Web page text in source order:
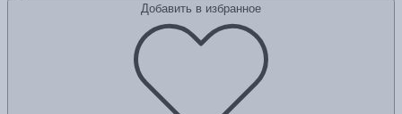
Добавить в избранное